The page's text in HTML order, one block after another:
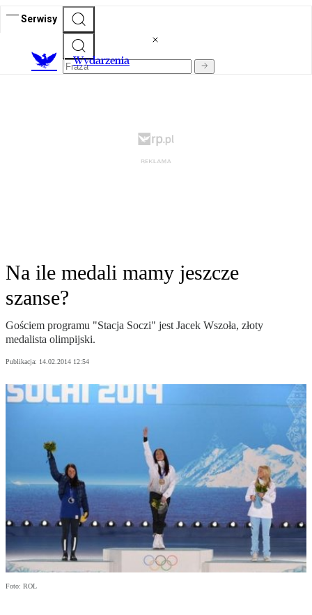
Serwisy
Wydarzenia
Na ile medali mamy jeszcze
szanse?
Gościem programu "Stacja Soczi" jest Jacek Wszoła, złoty
medalista olimpijski.
Publikacja: 14.02.2014 12:54
Foto: ROL